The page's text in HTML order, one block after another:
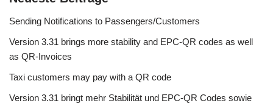
Sending Notifications to Passengers/Customers
Version 3.31 brings more stability and EPC-QR codes as well
as QR-Invoices
Taxi customers may pay with a QR code
Version 3.31 bringt mehr Stabilität und EPC-QR Codes sowie